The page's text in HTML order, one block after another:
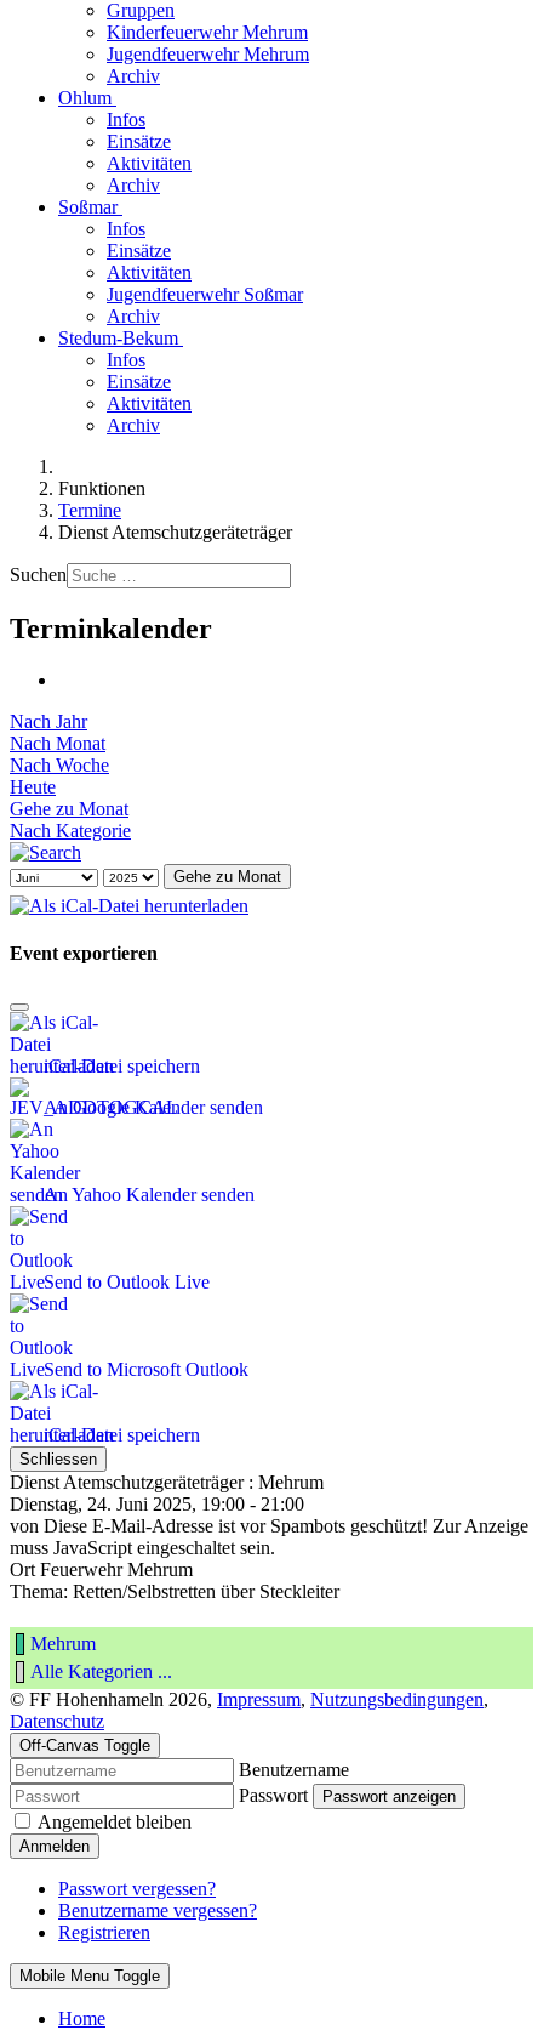
Gruppen
Kinderfeuerwehr Mehrum
Jugendfeuerwehr Mehrum
Archiv
Ohlum
Infos
Einsätze
Aktivitäten
Archiv
Soßmar
Infos
Einsätze
Aktivitäten
Jugendfeuerwehr Soßmar
Archiv
Stedum-Bekum
Infos
Einsätze
Aktivitäten
Archiv
Funktionen
Termine
Dienst Atemschutzgeräteträger
Suchen
Terminkalender
Nach Jahr
Nach Monat
Nach Woche
Heute
Gehe zu Monat
Nach Kategorie
Gehe zu Monat
Event exportieren
iCal-Datei speichern
An Google Kalender senden
An Yahoo Kalender senden
Send to Outlook Live
Send to Microsoft Outlook
iCal-Datei speichern
Schliessen
Dienst Atemschutzgeräteträger : Mehrum
Dienstag, 24. Juni 2025, 19:00 - 21:00
von Diese E-Mail-Adresse ist vor Spambots geschützt! Zur Anzeige
muss JavaScript eingeschaltet sein.
Ort Feuerwehr Mehrum
Thema: Retten/Selbstretten über Steckleiter
Mehrum
Alle Kategorien ...
© FF Hohenhameln 2026, Impressum, Nutzungsbedingungen,
Datenschutz
Off-Canvas Toggle
Benutzername
Passwort
Passwort anzeigen
Angemeldet bleiben
Anmelden
Passwort vergessen?
Benutzername vergessen?
Registrieren
Mobile Menu Toggle
Home